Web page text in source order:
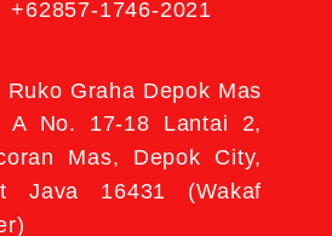
1746-2021
Graha Depok Mas
A No. 17-18 Lantai 2,
Mas, Depok City,
Java 16431 (Wakaf